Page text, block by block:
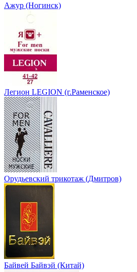
Ажур (Ногинск)
Легион LEGION (г.Раменское)
Орудьевский трикотаж (Дмитров)
Байвей Байвэй (Китай)